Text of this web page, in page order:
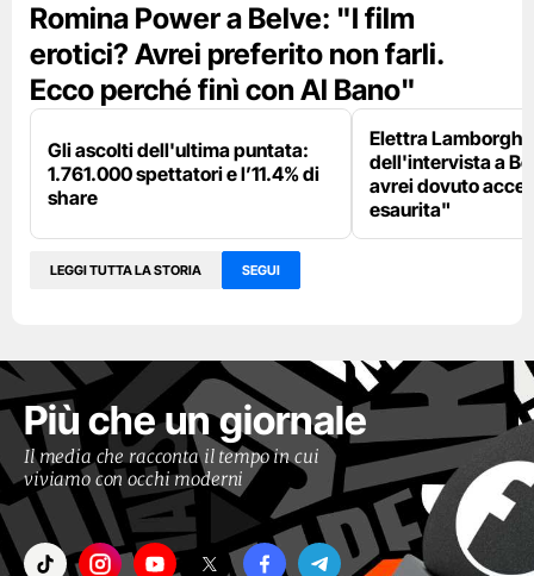
Romina Power a Belve: "I film
erotici? Avrei preferito non farli.
Ecco perché finì con Al Bano"
Gli ascolti dell'ultima puntata:
1.761.000 spettatori e l’11.4% di
share
Elettra
dell'intervista a
avrei dovuto
esaurita"
LEGGI TUTTA LA STORIA SEGUI
Più che un giornale
Il media che racconta il tempo in cui
viviamo con occhi moderni